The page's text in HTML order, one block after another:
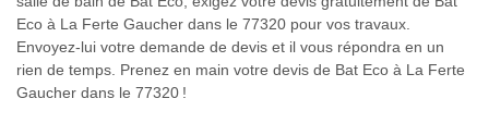
Eco à La Ferte Gaucher dans le 77320 pour vos travaux.
Envoyez-lui votre demande de devis et il vous répondra en un
rien de temps. Prenez en main votre devis de Bat Eco à La Ferte
Gaucher dans le 77320 !